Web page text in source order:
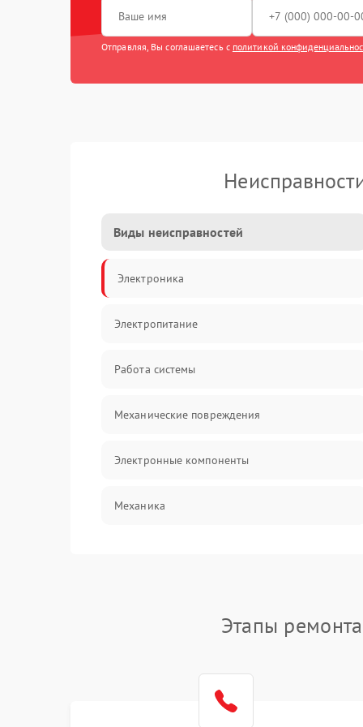
Отправляя, Вы соглашаетесь с политикой
Виды неисправностей
Электроника
Электропитание
Работа системы
Механические повреждения
Электронные компоненты
Механика
Этапы